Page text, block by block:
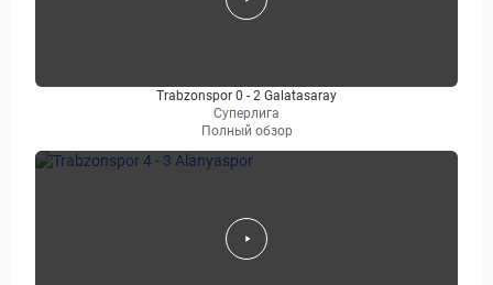
Trabzonspor 0 - 2 Galatasaray
Суперлига
Полный обзор